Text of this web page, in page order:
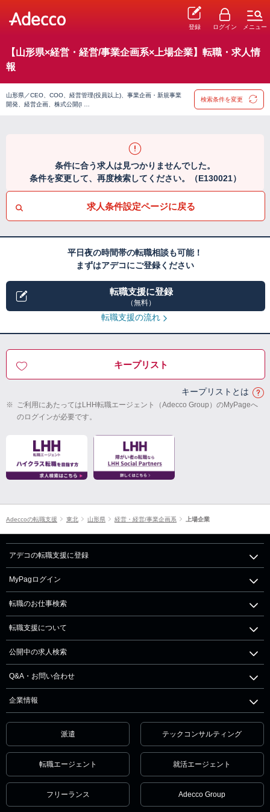
登録 ログイン メニュー
【山形県×経営・経営/事業企画系×上場企業】転職・求人情
報
山形県／CEO、COO、経営管理(役員以上)、事業企画・新規事業
開発、経営企画、株式公開(I …
検索条件を変更
条件に合う求人は見つかりませんでした。
条件を変更して、再度検索してください。（E130021）
求人条件設定ページに戻る
平日夜の時間帯の転職相談も可能！
まずはアデコにご登録ください
転職支援に登録
（無料）
転職支援の流れ
キープリスト
キープリストとは
※ ご利用にあたってはLHH転職エージェント（Adecco Group）のMyPageへ
のログインが必要です。
Adeccoの転職支援 東北 山形県 経営・経営/事業企画系 上場企業
アデコの転職支援に登録
MyPagログイン
転職のお仕事検索
転職支援について
公開中の求人検索
Q&A・お問い合わせ
企業情報
派遣 テックコンサルティング
転職エージェント 就活エージェント
フリーランス Adecco Group